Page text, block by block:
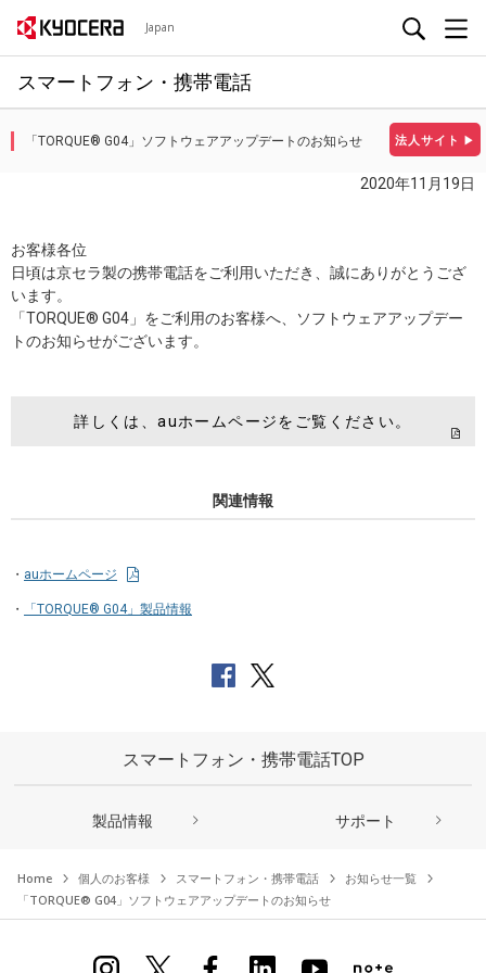
Japan
スマートフォン・携帯電話
法人サイト ▶
「TORQUE® G04」ソフトウェアアップデートのお知らせ
2020年11月19日
お客様各位
日頃は京セラ製の携帯電話をご利用いただき、誠にありがとうござ
います。
「TORQUE® G04」をご利用のお客様へ、ソフトウェアアップデー
トのお知らせがございます。
詳しくは、auホームページをご覧ください。
関連情報
auホームページ
「TORQUE® G04」製品情報
スマートフォン・携帯電話TOP
製品情報 サポート
Home 個人のお客様 スマートフォン・携帯電話
お知らせ一覧
「TORQUE® G04」ソフトウェアアップデートのお知らせ